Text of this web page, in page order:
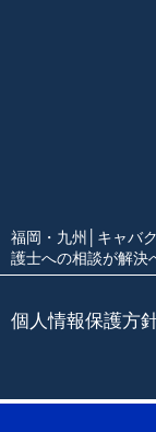
福岡・九州│キャバ
護士への相談が解決
個人情報保護方